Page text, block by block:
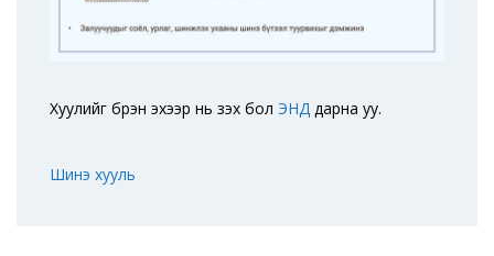
Хуулийг бүрэн эхээр нь үзэх бол ЭНД дарна уу.
Шинэ хууль